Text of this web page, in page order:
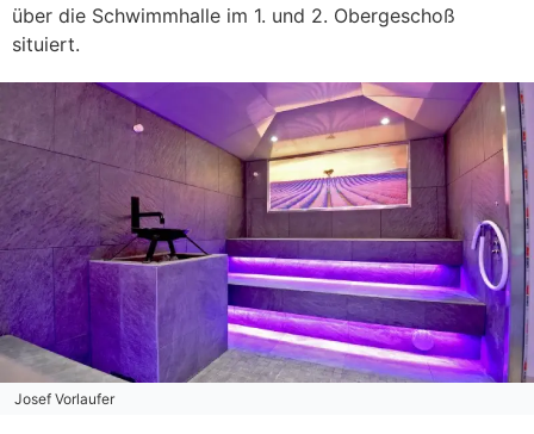
über die Schwimmhalle im 1. und 2. Obergeschoß
situiert.
Josef Vorlaufer